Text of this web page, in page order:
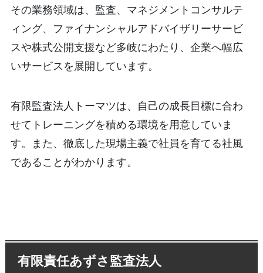
その業務領域は、監査、マネジメントコンサルテ
ィング、ファイナンシャルアドバイザリーサービ
スや株式公開支援など多岐にわたり、企業へ幅広
いサービスを展開しています。
有限監査法人トーマツは、自己の成長目標に合わ
せてトレーニングを積める環境を用意していま
す。また、徹底した現場主義で社員を育てる社風
であることがわかります。
有限責任あずさ監査法人